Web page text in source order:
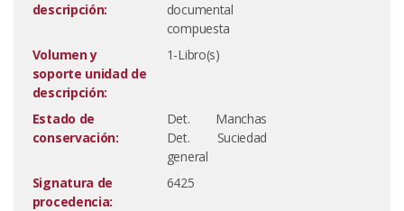
descripción:
documental
compuesta
Volumen y
soporte unidad de
descripción:
1-Libro(s)
Estado de
conservación:
Det. Manchas
Det. Suciedad
general
Signatura de
procedencia:
6425